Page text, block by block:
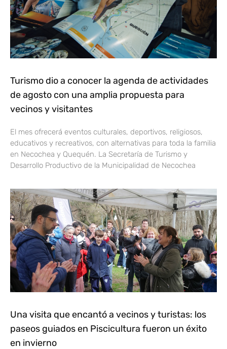
Turismo dio a conocer la agenda de actividades
de agosto con una amplia propuesta para
vecinos y visitantes
El mes ofrecerá eventos culturales, deportivos, religiosos,
educativos y recreativos, con alternativas para toda la familia
en Necochea y Quequén. La Secretaría de Turismo y
Desarrollo Productivo de la Municipalidad de Necochea
Una visita que encantó a vecinos y turistas: los
paseos guiados en Piscicultura fueron un éxito
en invierno